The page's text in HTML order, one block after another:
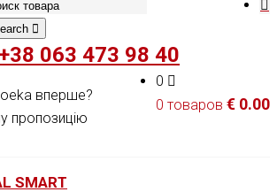
+38 063 473 98 40
0
0 товаров € 0.00
вперше?
пропозицію
SMART